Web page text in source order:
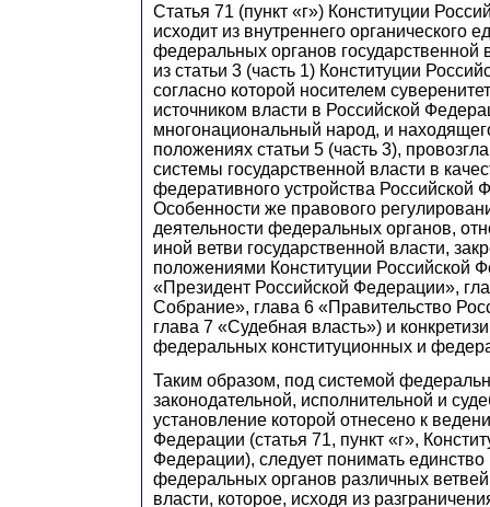
Статья 71 (пункт «г») Конституции
исходит из внутреннего органического
федеральных органов государственной
из статьи 3 (часть 1) Конституции
согласно которой носителем
источником власти в Российской
многонациональный народ, и
положениях статьи 5 (часть 3),
системы государственной власти в
федеративного устройства Российской
Особенности же правового
деятельности федеральных органов,
иной ветви государственной власти,
положениями Конституции Российской
«Президент Российской Федерации»,
Собрание», глава 6 «Правительство
глава 7 «Судебная власть») и
федеральных конституционных и
Таким образом, под системой
законодательной, исполнительной и
установление которой отнесено к
Федерации (статья 71, пункт «г»,
Федерации), следует понимать
федеральных органов различных ветвей
власти, которое, исходя из